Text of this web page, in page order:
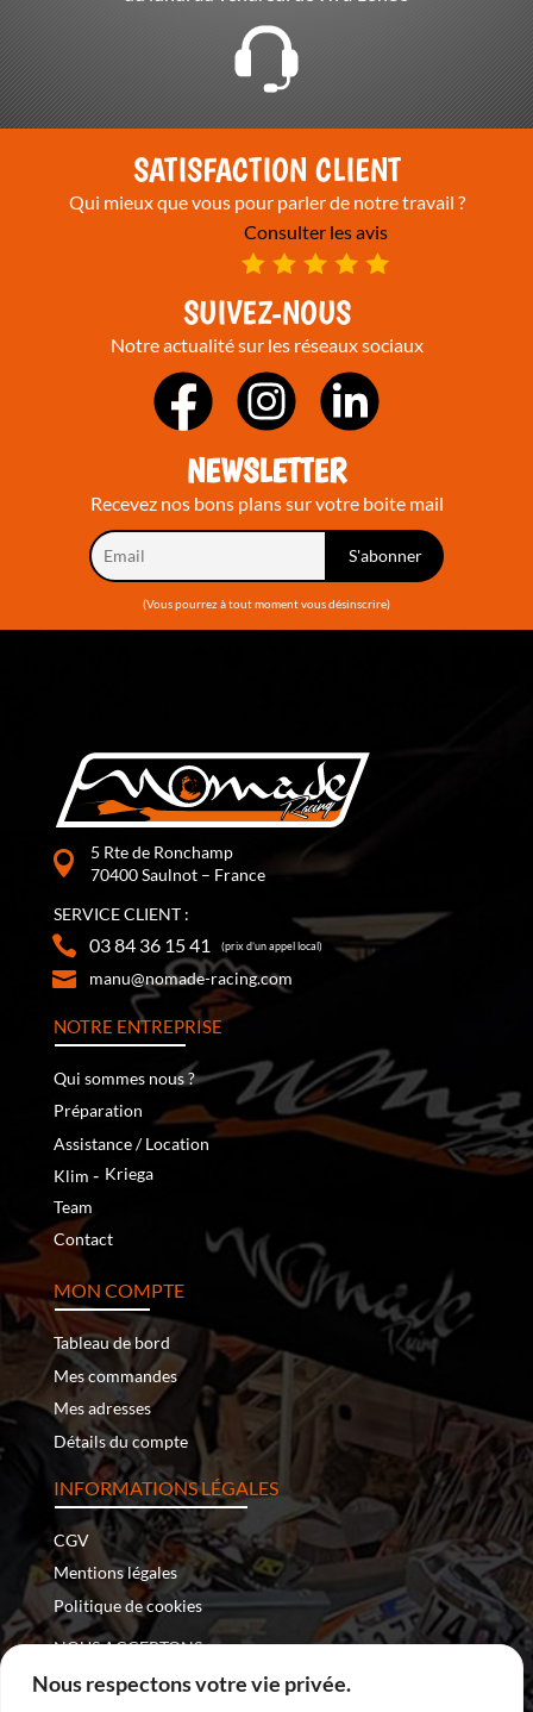
Nous respectons votre vie privée.
SATISFACTION CLIENT
Qui mieux que vous pour parler de notre travail ?
Consulter les avis
SUIVEZ-NOUS
Notre actualité sur les réseaux sociaux
NEWSLETTER
Recevez nos bons plans sur votre boite mail
(Vous pourrez à tout moment vous désinscrire)
5 Rte de Ronchamp
70400 Saulnot – France
SERVICE CLIENT :
03 84 36 15 41 (prix d’un appel local)
manu@nomade-racing.com
NOTRE ENTREPRISE
Qui sommes nous ?
Préparation
Assistance / Location
Klim ‐ Kriega
Team
Contact
MON COMPTE
Tableau de bord
Mes commandes
Mes adresses
Détails du compte
INFORMATIONS LÉGALES
CGV
Mentions légales
Politique de cookies
NOUS ACCEPTONS :